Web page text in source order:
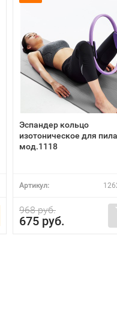
Эспандер кольцо
изотоническое для
мод.1118
Артикул:
968 руб.
675 руб.